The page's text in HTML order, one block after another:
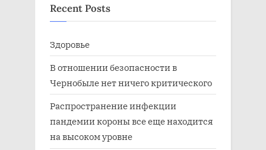
Recent Posts
Здоровье
В отношении безопасности в
Чернобыле нет ничего критического
Распространение инфекции
пандемии короны все еще находится
на высоком уровне